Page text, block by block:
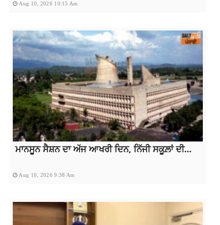
Aug 10, 2026 10:15 Am
ਮਾਨਸੂਨ ਸੈਸ਼ਨ ਦਾ ਅੱਜ ਆਖਰੀ ਦਿਨ, ਨਿੱਜੀ ਸਕੂਲ਼ਾਂ ਦੀ...
Aug 10, 2026 9:38 Am